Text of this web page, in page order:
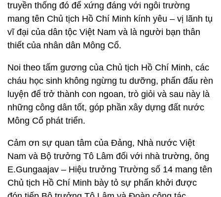
truyền thống đó để xứng đáng với ngôi trường
mang tên Chủ tịch Hồ Chí Minh kính yêu – vị lãnh tụ
vĩ đại của dân tộc Việt Nam và là người bạn thân
thiết của nhân dân Mông Cổ.
Noi theo tấm gương của Chủ tịch Hồ Chí Minh, các
cháu học sinh không ngừng tu dưỡng, phấn đấu rèn
luyện để trở thành con ngoan, trò giỏi và sau này là
những công dân tốt, góp phần xây dựng đất nước
Mông Cổ phát triển.
Cảm ơn sự quan tâm của Đảng, Nhà nước Việt
Nam và Bộ trưởng Tô Lâm đối với nhà trường, ông
E.Gungaajav – Hiệu trưởng Trường số 14 mang tên
Chủ tịch Hồ Chí Minh bày tỏ sự phấn khởi được